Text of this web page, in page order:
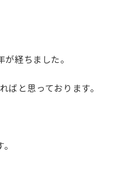
経ちました。
と思っております。